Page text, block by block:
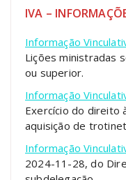
IVA –
Informação
Lições ministradas
ou superior.
Informação
Exercício do direito
aquisição de
Informação
2024-11-28, do